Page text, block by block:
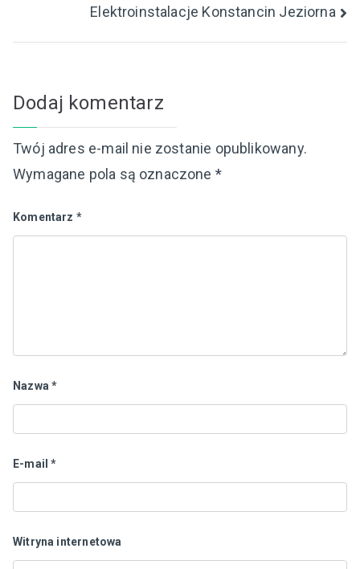
Elektroinstalacje Konstancin Jeziorna
Dodaj komentarz
Twój adres e-mail nie zostanie opublikowany.
Wymagane pola są oznaczone *
Komentarz *
Nazwa*
E-mail*
Witryna internetowa